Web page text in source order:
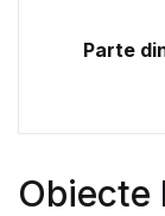
Parte
Obiecte